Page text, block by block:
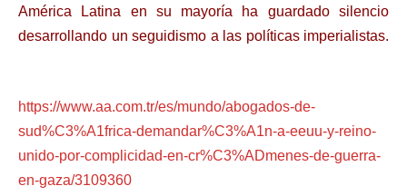
América Latina en su mayoría ha guardado silencio
desarrollando un seguidismo a las políticas imperialistas.
https://www.aa.com.tr/es/mundo/abogados-de-
sud%C3%A1frica-demandar%C3%A1n-a-eeuu-y-reino-
unido-por-complicidad-en-cr%C3%ADmenes-de-guerra-
en-gaza/3109360